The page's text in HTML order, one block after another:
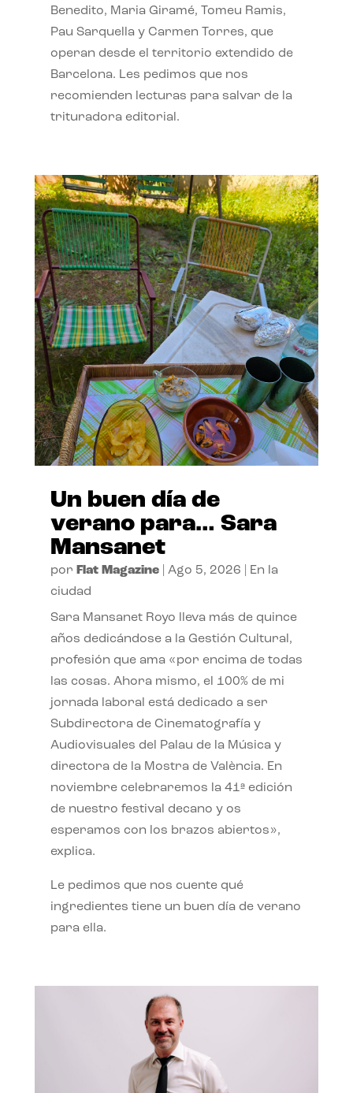
Benedito, Maria Giramé, Tomeu Ramis,
Pau Sarquella y Carmen Torres, que
operan desde el territorio extendido de
Barcelona. Les pedimos que nos
recomienden lecturas para salvar de la
trituradora editorial.
Un buen día de
verano para… Sara
Mansanet
por Flat Magazine| Ago 5, 2026
En la
ciudad
Sara Mansanet Royo lleva más de quince
años dedicándose a la Gestión Cultural,
profesión que ama «por encima de todas
las cosas. Ahora mismo, el 100% de mi
jornada laboral está dedicado a ser
Subdirectora de Cinematografía y
Audiovisuales del Palau de la Música y
directora de la Mostra de València. En
noviembre celebraremos la 41ª edición
de nuestro festival decano y os
esperamos con los brazos abiertos»,
explica.
Le pedimos que nos cuente qué
ingredientes tiene un buen día de verano
para ella.